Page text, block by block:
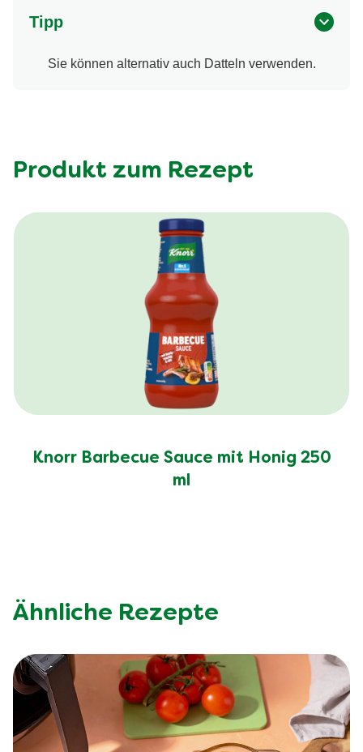
Tipp
Sie können alternativ auch Datteln verwenden.
Produkt zum Rezept
Knorr Barbecue Sauce mit Honig 250
ml
Ähnliche Rezepte